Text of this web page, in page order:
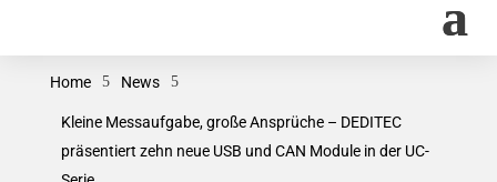
Home 5 News 5
Kleine Messaufgabe, große Ansprüche – DEDITEC
präsentiert zehn neue USB und CAN Module in der UC-